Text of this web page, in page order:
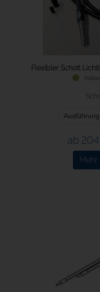
Flexibler Schott
ab
Mehr